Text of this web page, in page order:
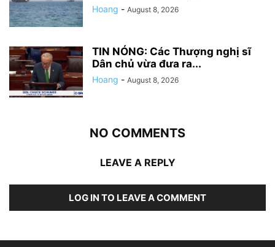
Hoang - August 8, 2026
TIN NÓNG: Các Thượng nghị sĩ
Dân chủ vừa đưa ra...
Hoang - August 8, 2026
NO COMMENTS
LEAVE A REPLY
LOG IN TO LEAVE A COMMENT